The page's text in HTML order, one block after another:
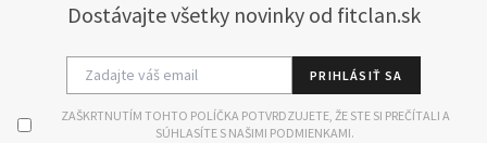
Dostávajte všetky novinky od fitclan.sk
PRIHLÁSIŤ SA
ZAŠKRTNUTÍM TOHTO POLÍČKA POTVRDZUJETE, ŽE STE SI PREČÍTALI A
SÚHLASÍTE S NAŠIMI PODMIENKAMI.